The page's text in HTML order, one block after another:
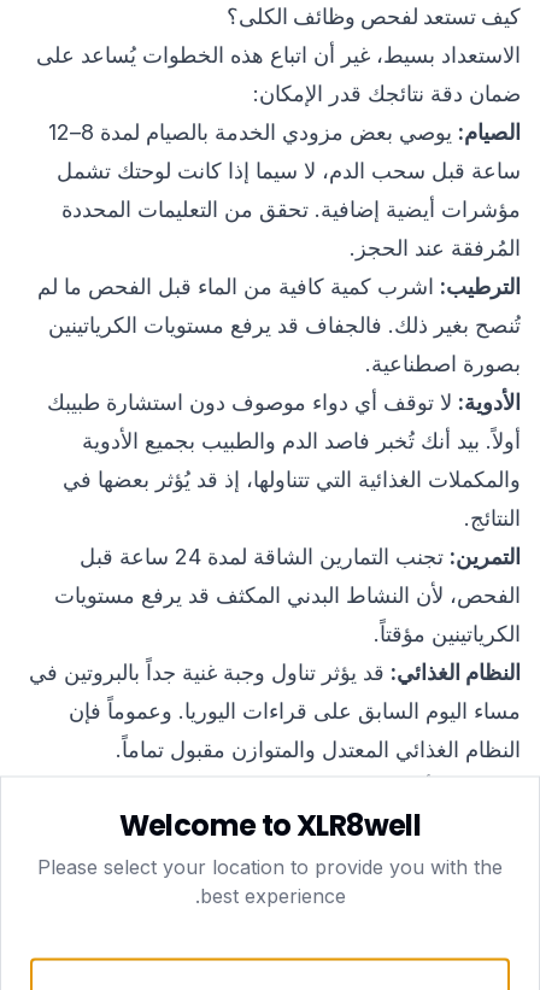
كيف تستعد لفحص وظائف الكلى؟
الاستعداد بسيط، غير أن اتباع هذه الخطوات يُساعد على
ضمان دقة نتائجك قدر الإمكان:
الصيام:
يوصي بعض مزودي الخدمة بالصيام لمدة 8–12
ساعة قبل سحب الدم، لا سيما إذا كانت لوحتك تشمل
مؤشرات أيضية إضافية. تحقق من التعليمات المحددة
المُرفقة عند الحجز.
الترطيب: اشرب كمية كافية من الماء قبل الفحص ما لم
تُنصح بغير ذلك. فالجفاف قد يرفع مستويات الكرياتينين
بصورة اصطناعية.
الأدوية: لا توقف أي دواء موصوف دون استشارة طبيبك
أولاً. بيد أنك تُخبر فاصد الدم والطبيب بجميع الأدوية
والمكملات الغذائية التي تتناولها، إذ قد يُؤثر بعضها في
النتائج.
التمرين:
تجنب التمارين الشاقة لمدة 24 ساعة قبل
الفحص، لأن النشاط البدني المكثف قد يرفع مستويات
الكرياتينين مؤقتاً.
النظام الغذائي: قد يؤثر تناول وجبة غنية جداً بالبروتين في
مساء اليوم السابق على قراءات اليوريا. وعموماً فإن
النظام الغذائي المعتدل والمتوازن مقبول تماماً.
مع xlr8well، صُمّمت العملية بأكملها لتكون بالغة السهولة
والراحة. يزورك فاصد دم مرخَّص من هيئة صحة دبي
(DHA) في منزلك أو مكتبك أو أي موقع تفضله في أي
Welcome to XLR8well
Please select your location to provide you with the
best experience.